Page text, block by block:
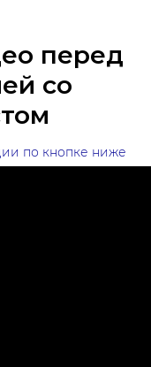
перед
со
по кнопке ниже